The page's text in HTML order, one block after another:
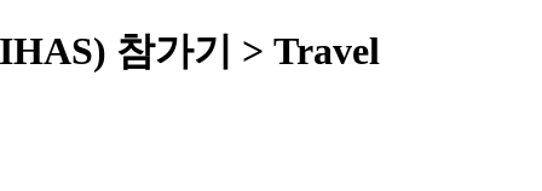
참가기 > Travel